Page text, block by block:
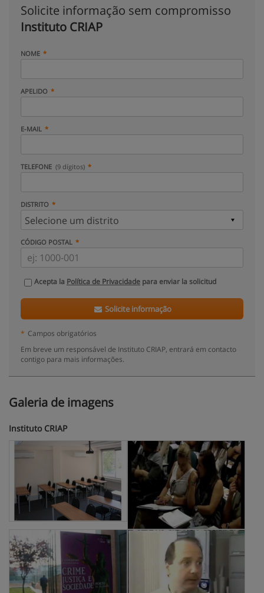
Solicite informação sem compromisso
Instituto CRIAP
NOME
APELIDO
E-MAIL
TELEFONE (9 dígitos)
DISTRITO
CÓDIGO POSTAL
Acepta la Política de Privacidade para enviar la solicitud
Solicite informação
* Campos obrigatórios
Em breve um responsável de Instituto CRIAP, entrará em contacto
contigo para mais informações.
Galeria de imagens
Instituto CRIAP